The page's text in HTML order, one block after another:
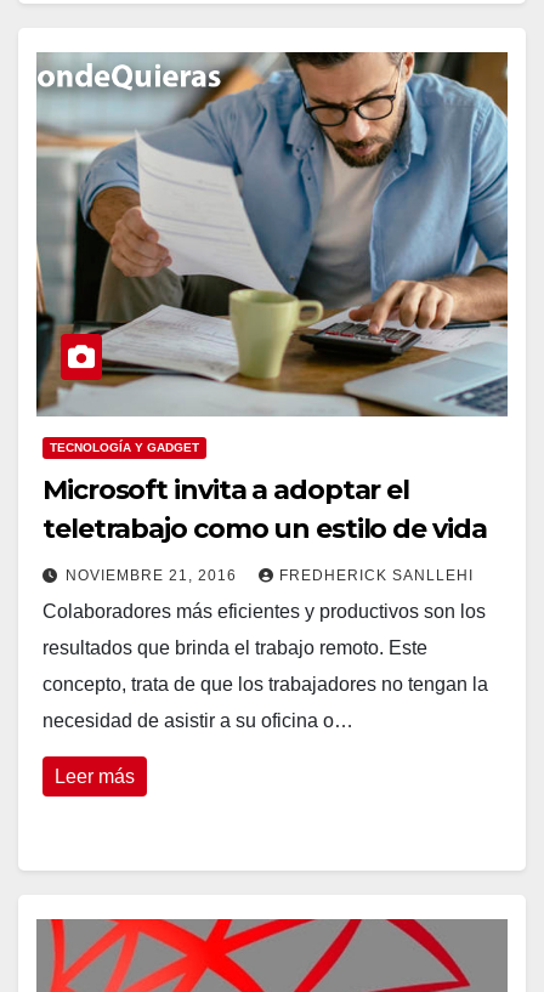
TECNOLOGÍA Y GADGET
Microsoft invita a adoptar el
teletrabajo como un estilo de vida
NOVIEMBRE 21, 2016 FREDHERICK SANLLEHI
Colaboradores más eficientes y productivos son los
resultados que brinda el trabajo remoto. Este
concepto, trata de que los trabajadores no tengan la
necesidad de asistir a su oficina o…
Leer más